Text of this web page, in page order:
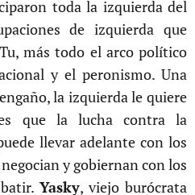
toda la izquierda del
de izquierda que
más todo el arco político
y el peronismo. Una
la izquierda le quiere
que la lucha contra la
llevar adelante con los
y gobiernan con los
Yasky, viejo burócrata